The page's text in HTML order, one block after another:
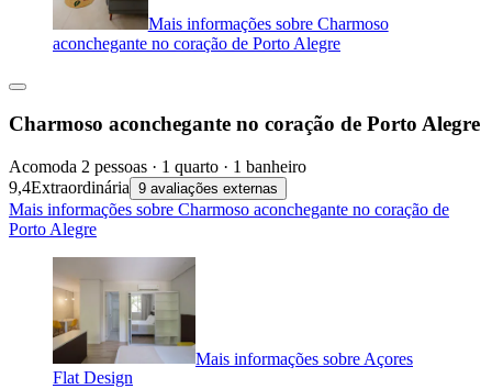
Mais informações sobre Charmoso
aconchegante no coração de Porto Alegre
Charmoso aconchegante no coração de Porto Alegre
Acomoda 2 pessoas · 1 quarto · 1 banheiro
9,4Extraordinária 9 avaliações externas
Mais informações sobre Charmoso aconchegante no coração de
Porto Alegre
Mais informações sobre Açores
Flat Design